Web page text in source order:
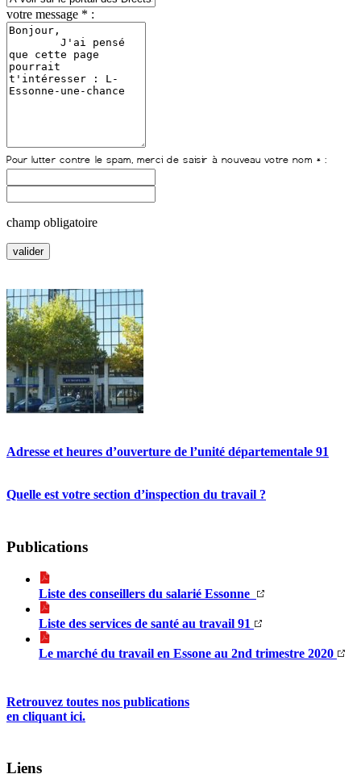
votre message * :
champ obligatoire
Adresse et heures d’ouverture de l’unité départementale 91
Quelle est votre section d’inspection du travail ?
Publications
Liste des conseillers du salarié Essonne
Liste des services de santé au travail 91
Le marché du travail en Essone au 2nd trimestre 2020
Retrouvez toutes nos publications
en cliquant ici.
Liens